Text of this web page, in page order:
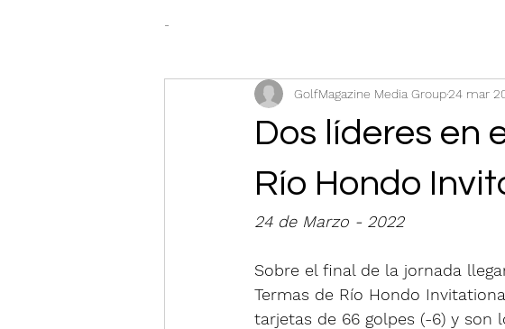
-
Dos líderes en
Río Hondo
GolfMagazine Media Group24 mar
24 de Marzo - 2022
Sobre el final de la jornada
Termas de Río Hondo
tarjetas de 66 golpes (-6) y son